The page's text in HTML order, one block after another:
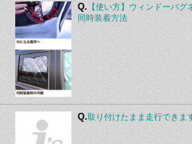
Q. 【使い方】ウィンドーバ
同時装着方法
Q.取り付けたまま走行できま